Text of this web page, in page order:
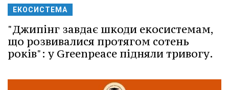
ЕКОСИСТЕМА
"Джипінг завдає шкоди екосистемам,
що розвивалися протягом сотень
років": у Greenpeace підняли тривогу.